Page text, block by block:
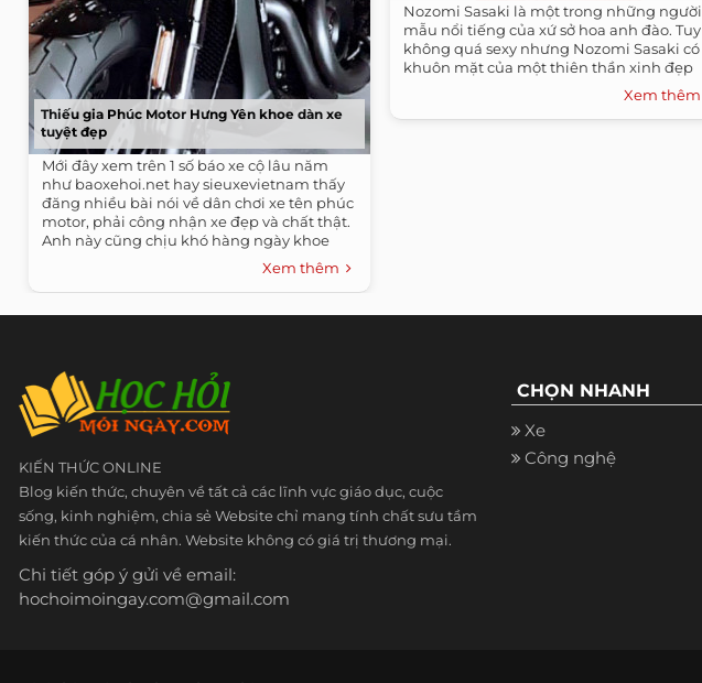
Thiếu gia Phúc Motor Hưng Yên khoe dàn xe
tuyệt đẹp
Mới đây xem trên 1 số báo xe cộ lâu năm
như baoxehoi.net hay sieuxevietnam thấy
đăng nhiều bài nói về dân chơi xe tên phúc
motor, phải công nhận xe đẹp và chất thật.
Anh này cũng chịu khó hàng ngày khoe
Xem thêm
Nozomi Sasaki là một trong những người
mẫu nổi tiếng của xứ sở hoa anh đào. Tuy
không quá sexy nhưng Nozomi Sasaki có
khuôn mặt của một thiên thần xinh đẹp
Xem thêm
KIẾN THỨC ONLINE
Blog kiến thức, chuyên về tất cả các lĩnh vực giáo dục, cuộc
sống, kinh nghiệm, chia sẻ Website chỉ mang tính chất sưu tầm
kiến thức của cá nhân. Website không có giá trị thương mại.
Chi tiết góp ý gửi về email:
hochoimoingay.com@gmail.com
CHỌN NHANH
Xe
Công nghệ